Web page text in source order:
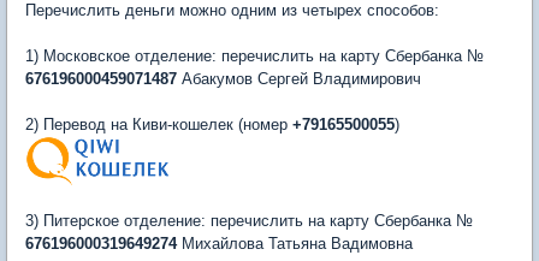
Перечислить деньги можно одним из четырех способов:
1) Московское отделение: перечислить на карту Сбербанка №
676196000459071487 Абакумов Сергей Владимирович
2) Перевод на Киви-кошелек (номер +79165500055)
3) Питерское отделение: перечислить на карту Сбербанка №
676196000319649274Михайлова Татьяна Вадимовна